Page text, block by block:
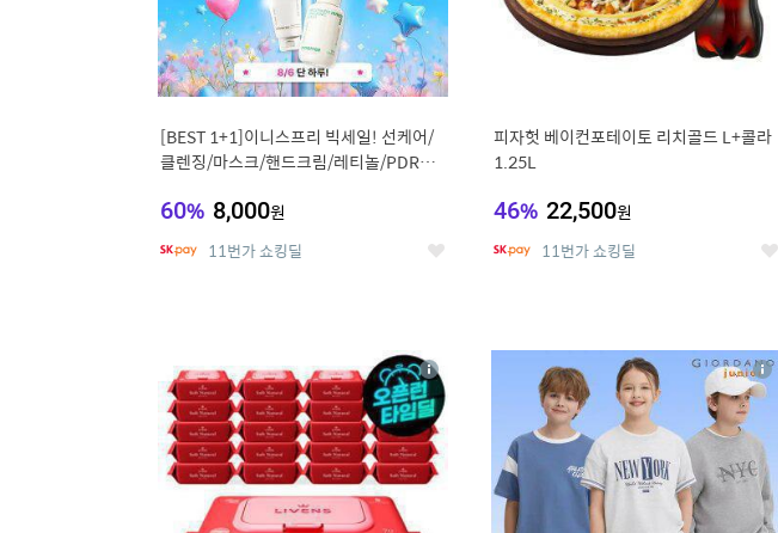
[BEST 1+1]이니스프리 빅세일! 선케어/
클렌징/마스크/핸드크림/레티놀/PDRN/
60% 8,000원
11번가 쇼킹딜 좋
피자헛 베이컨포테이토 리치골드 L+콜라
1.25L
46% 22,500원
11번가 쇼킹딜 좋
상
세
10
상
세